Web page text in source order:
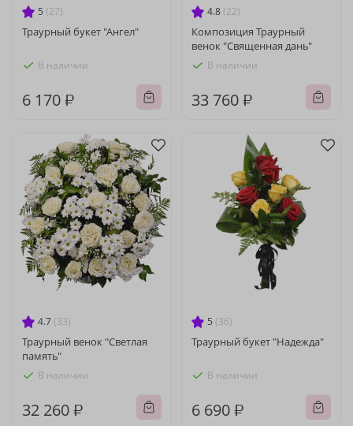
5 (27)
Траурный букет "Ангел"
В наличии
6 170 ₽
4.8 (22)
Композиция Траурный
венок "Священная дань"
В наличии
33 760 ₽
4.7 (33)
Траурный венок "Светлая
память"
В наличии
32 260 ₽
5 (36)
Траурный букет "Надежда"
В наличии
6 690 ₽